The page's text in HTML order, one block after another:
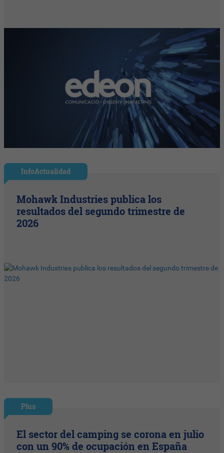
InfoActualidad
Mohawk Industries publica los
resultados del segundo trimestre de
2026
Plus
El sector del camping se corona en julio
con un 90% de ocupación en España